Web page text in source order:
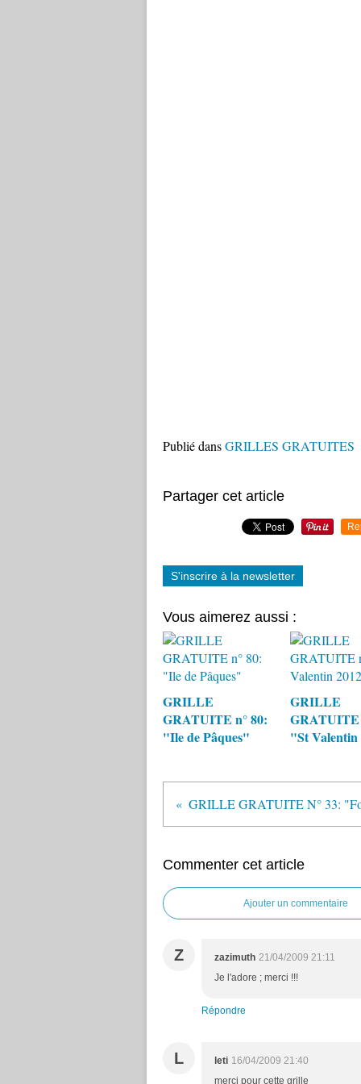
Publié dansGRILLES GRATUITES
Partager cet article
S'inscrire à la newsletter
Vous aimerez aussi :
GRILLE
GRATUITE n° 80:
"Ile de Pâques"
GRILLE
GRATUITE
"St Valentin
GRILLE GRATUITE N° 33:
Commenter cet article
Ajouter un commentaire
Z zazimuth 21/04/2009 21:11
Je l'adore ; merci !!!
Répondre
L leti 16/04/2009 21:40
merci pour cette grille